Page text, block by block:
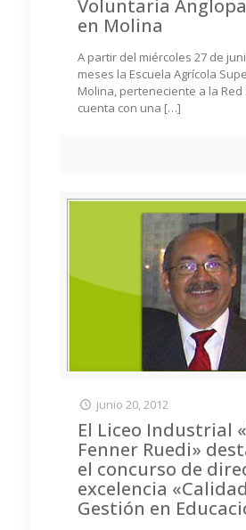
Voluntaria
en Molina
A partir del miércoles 27 de
meses la Escuela Agrícola
Molina, perteneciente a la Red
cuenta con una […]
junio 20, 2012
El Liceo Industrial
Fenner Ruedi»
el concurso de
excelencia
Gestión en